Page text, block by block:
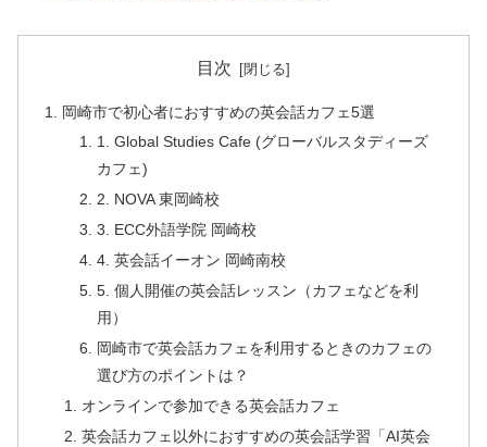
目次
岡崎市で初心者におすすめの英会話カフェ5選
1. Global Studies Cafe (グローバルスタディーズ
カフェ)
2. NOVA 東岡崎校
3. ECC外語学院 岡崎校
4. 英会話イーオン 岡崎南校
5. 個人開催の英会話レッスン（カフェなどを利
用）
岡崎市で英会話カフェを利用するときのカフェの
選び方のポイントは？
オンラインで参加できる英会話カフェ
英会話カフェ以外におすすめの英会話学習「AI英会